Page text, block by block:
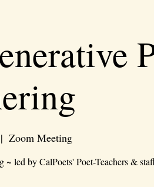
Zoom Meeting
led by CalPoets' Poet-Teachers &